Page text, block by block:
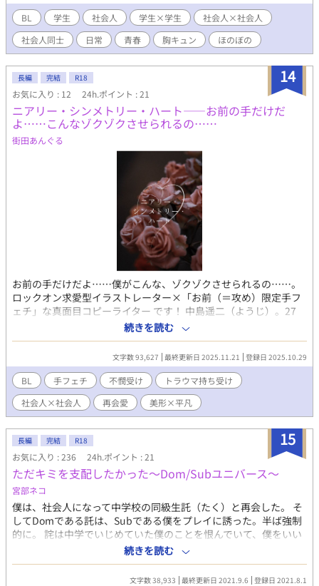
BL 学生 社会人 学生×学生
社会人×社会人
社会人同士
日常 青春 胸キュン ほのぼの
14
長編 完結 R18
お気に入り : 12 24h.ポイント : 21
ニアリー・シンメトリー・ハート——お前の手だけだ
よ……こんなゾクゾクさせられるの……
街田あんぐる
お前の手だけだよ……僕がこんな、ゾクゾクさせられるの……。
ロックオン求愛型イラストレーター×「お前（＝攻め）限定手フ
ェチ」な真面目コピーライター です！ 中島遥二（ようじ）。27
歳。イラストレーター。 5年ぶりに再会した友人・篠原は、「お
前（＝中島）限定手フェチ」になっていた！？ 篠原がかわいくて
仕方ない、求愛モード全開の中島。なぜかツンツンの篠原。 二人
は篠原の会社のプロジェクトで一緒に働くことになるが……。 ど
こか人任せな中島は、篠原のトラウマや二人の過去と向き合っ
て、この恋を成就させられるのか……？？ 決め台詞盛りだくさん
のじれじれLOVE、お楽しみください〜！ ［攻め］中島遥二（な
かじま・ようじ） ロックオン求愛型イラストレーター ［受け］篠
原梓（しのはら・あずさ） 「お前（＝中島）限定手フェチ」な真
面目コピーライター （「＊」が付いたお話には性表現が含まれま
す。「＊＊」は過激な性表現です。）
続きを読む
文字数 93,627 最終更新日 2025.11.21 登録日 2025.10.29
BL 手フェチ 不憫受け
トラウマ持ち受け
社会人×社会人
再会愛 美形×平凡
15
長編 完結 R18
お気に入り : 236 24h.ポイント : 21
ただキミを支配したかった～Dom/Subユニバース～
宮部ネコ
僕は、社会人になって中学校の同級生託（たく）と再会した。 そ
してDomである託は、Subである僕をプレイに誘った。半ば強制
的に。 詫は中学でいじめていた僕のことを恨んでいて、僕をいい
ようにしたかったのだろう。 詫とのプレイは、セーフワードもな
く、褒められることもない。 それでも良かった。詫の側にいられ
続きを読む
文字数 38,933 最終更新日 2021.9.6 登録日 2021.8.1